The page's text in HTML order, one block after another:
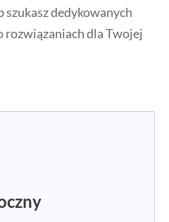
dedykowanych
rozwiązaniach dla Twojej